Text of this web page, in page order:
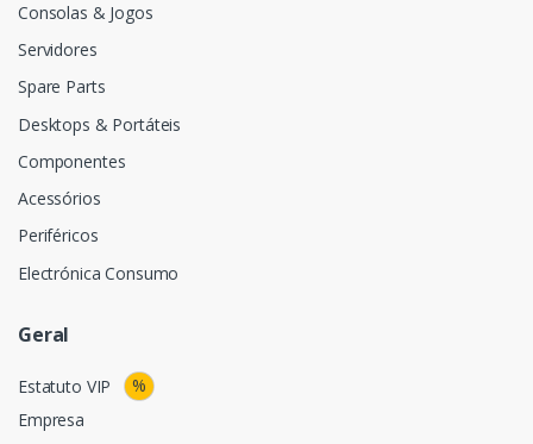
Consolas & Jogos
Servidores
Spare Parts
Desktops & Portáteis
Componentes
Acessórios
Periféricos
Electrónica Consumo
Geral
Estatuto VIP
%
Empresa